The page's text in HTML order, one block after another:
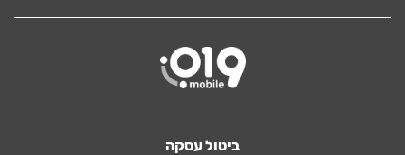
ביטול עסקה